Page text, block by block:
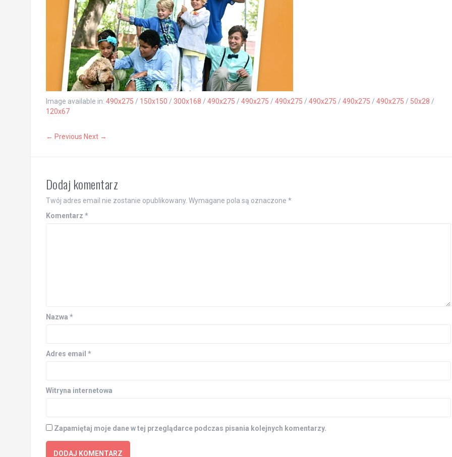
Image available in: 490x275 / 150x150 / 300x168 / 490x275 / 490x275 / 490x275 / 490x275 / 490x275 / 490x275 / 50x28 /
120x67
← Previous Next →
Dodaj komentarz
Twój adres email nie zostanie opublikowany. Wymagane pola są oznaczone *
Komentarz *
Nazwa *
Adres email *
Witryna internetowa
Zapamiętaj moje dane w tej przeglądarce podczas pisania kolejnych komentarzy.